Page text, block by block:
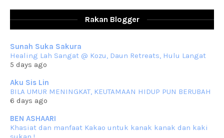
Assalammualaikum, salam sejahtera dan salam rindu untuk semua.
RESIPI KUIH KASWI KELEDEK UNGU
Assalammualaikum, salam semua. Masih belum terlambat untuk che
mat ucapkan
Jun 30 2023
RESIPI KURMA AYAM MERAH
Assalammualaikum, salam semua. Hari ni 4 Zulhijjah 1444 Hijrah,
Jun 23 2023
Rakan Blogger
Sunah Suka Sakura
Healing Lah Sangat @ Kozu, Daun Retreats, Hulu Langat
5 days ago
Aku Sis Lin
BILA UMUR MENINGKAT, KEUTAMAAN HIDUP PUN BERUBAH
6 days ago
BEN ASHAARI
Khasiat dan manfaat Kakao untuk kanak kanak dan kaki